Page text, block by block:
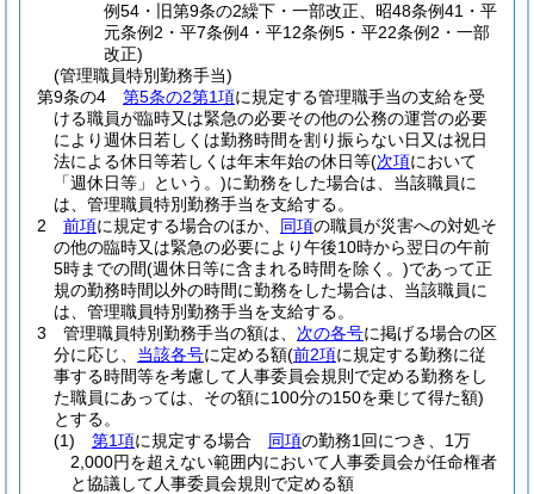
例54・旧第9条の2繰下・一部改正、昭48条例41・平
元条例2・平7条例4・平12条例5・平22条例2・一部
改正)
(管理職員特別勤務手当)
第9条の4
第5条の2第1項に規定する管理職手当の支給を受
ける職員が臨時又は緊急の必要その他の公務の運営の必要
により週休日若しくは勤務時間を割り振らない日又は祝日
法による休日等若しくは年末年始の休日等(次項において
「週休日等」という。)に勤務をした場合は、当該職員に
は、管理職員特別勤務手当を支給する。
2
前項に規定する場合のほか、 同項の職員が災害への対処そ
の他の臨時又は緊急の必要により午後10時から翌日の午前
5時までの間(週休日等に含まれる時間を除く。)であって正
規の勤務時間以外の時間に勤務をした場合は、当該職員に
は、管理職員特別勤務手当を支給する。
3
管理職員特別勤務手当の額は、 次の各号に掲げる場合の区
分に応じ、 当該各号に定める額(前2項に規定する勤務に従
事する時間等を考慮して人事委員会規則で定める勤務をし
た職員にあっては、その額に100分の150を乗じて得た額)
とする。
(1)
第1項に規定する場合 同項の勤務1回につき、1万
2,000円を超えない範囲内において人事委員会が任命権者
と協議して人事委員会規則で定める額